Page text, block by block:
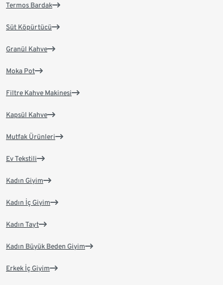
Termos Bardak
Süt Köpürtücü
Granül Kahve
Moka Pot
Filtre Kahve Makinesi
Kapsül Kahve
Mutfak Ürünleri
Ev Tekstili
Kadın Giyim
Kadın İç Giyim
Kadın Tayt
Kadın Büyük Beden Giyim
Erkek İç Giyim